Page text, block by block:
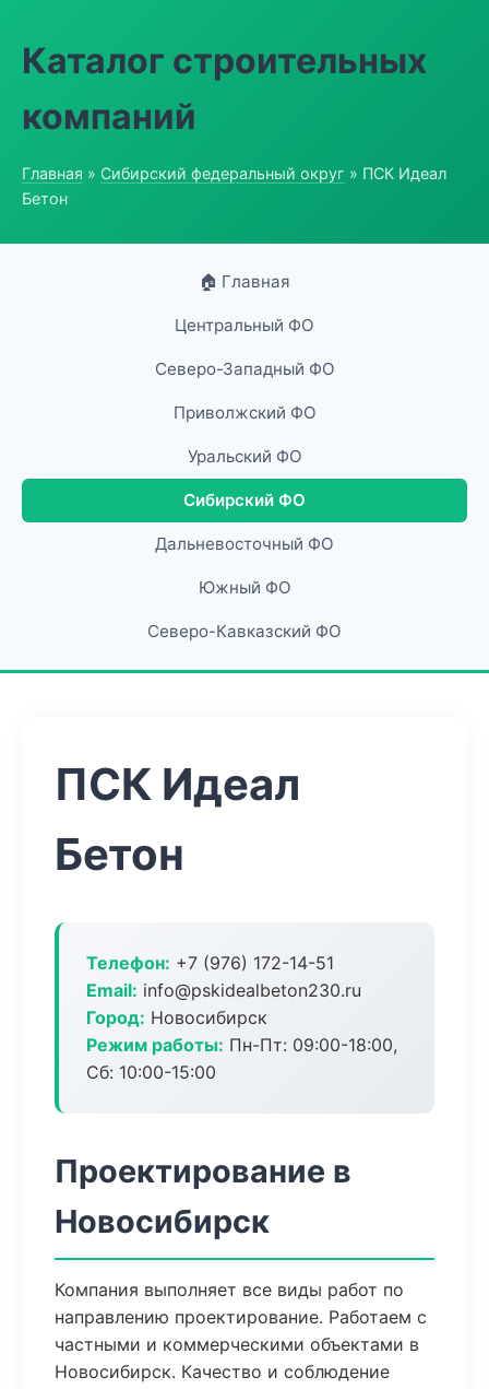
Каталог строительных
компаний
Главная » Сибирский федеральный округ » ПСК Идеал
Бетон
🏠 Главная
Центральный ФО
Северо-Западный ФО
Приволжский ФО
Уральский ФО
Сибирский ФО
Дальневосточный ФО
Южный ФО
Северо-Кавказский ФО
ПСК Идеал
Бетон
Телефон: +7 (976) 172-14-51
Email: info@pskidealbeton230.ru
Город: Новосибирск
Режим работы: Пн-Пт: 09:00-18:00,
Сб: 10:00-15:00
Проектирование в
Новосибирск
Компания выполняет все виды работ по
направлению проектирование. Работаем с
частными и коммерческими объектами в
Новосибирск. Качество и соблюдение